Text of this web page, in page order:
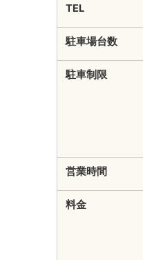
TEL
駐車場台数
駐車制限
営業時間
料金